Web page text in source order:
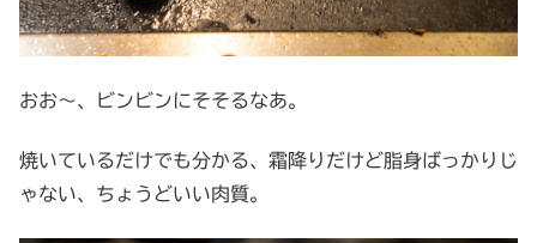
おお～、ビンビンにそそるなあ。
焼いているだけでも分かる、霜降りだけど脂身ばっかりじ
ゃない、ちょうどいい肉質。